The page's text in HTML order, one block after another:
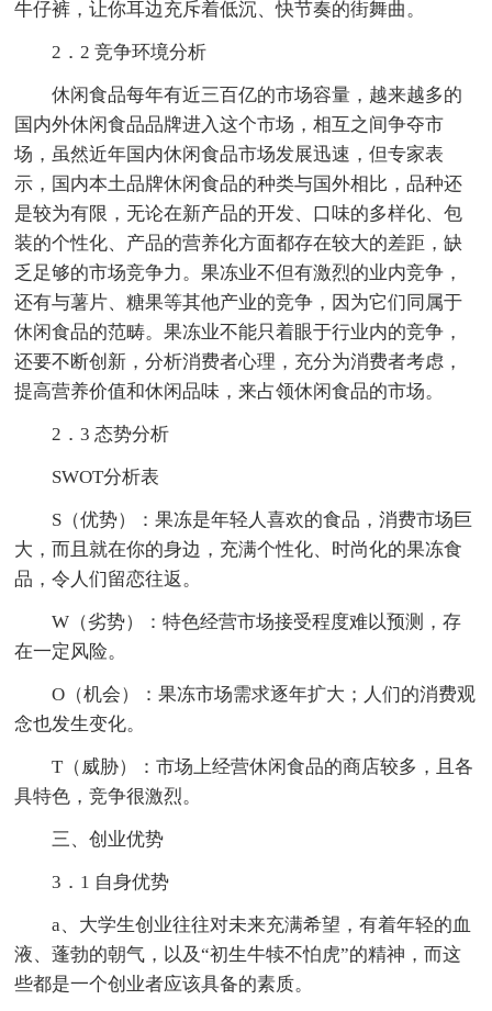
牛仔裤，让你耳边充斥着低沉、快节奏的街舞曲。
2．2 竞争环境分析
休闲食品每年有近三百亿的市场容量，越来越多的
国内外休闲食品品牌进入这个市场，相互之间争夺市
场，虽然近年国内休闲食品市场发展迅速，但专家表
示，国内本土品牌休闲食品的种类与国外相比，品种还
是较为有限，无论在新产品的开发、口味的多样化、包
装的个性化、产品的营养化方面都存在较大的差距，缺
乏足够的市场竞争力。果冻业不但有激烈的业内竞争，
还有与薯片、糖果等其他产业的竞争，因为它们同属于
休闲食品的范畴。果冻业不能只着眼于行业内的竞争，
还要不断创新，分析消费者心理，充分为消费者考虑，
提高营养价值和休闲品味，来占领休闲食品的市场。
2．3 态势分析
SWOT分析表
S（优势）：果冻是年轻人喜欢的食品，消费市场巨
大，而且就在你的身边，充满个性化、时尚化的果冻食
品，令人们留恋往返。
W（劣势）：特色经营市场接受程度难以预测，存
在一定风险。
O（机会）：果冻市场需求逐年扩大；人们的消费观
念也发生变化。
T（威胁）：市场上经营休闲食品的商店较多，且各
具特色，竞争很激烈。
三、创业优势
3．1 自身优势
a、大学生创业往往对未来充满希望，有着年轻的血
液、蓬勃的朝气，以及“初生牛犊不怕虎”的精神，而这
些都是一个创业者应该具备的素质。